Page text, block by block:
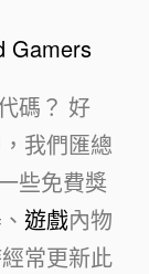
碼？ 好
我們匯總
些免費獎
遊戲內物
常更新此